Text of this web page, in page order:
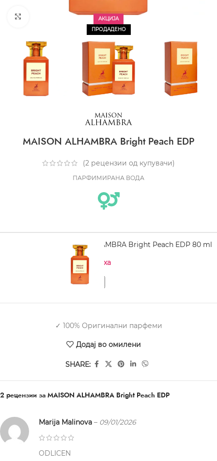
АКЦИЈА
ПРОДАДЕНО
CLICK TO ENLARGE
MAISON ALHAMBRA Bright Peach EDP
(2 рецензии од купувачи)
ПАРФИМИРАНА ВОДА
MAISON ALHAMBRA Bright Peach EDP 80 ml
Нема на залиха
✓ 100% Оригинални парфеми
Додај во омилени
SHARE:
2 рецензии за MAISON ALHAMBRA Bright Peach EDP
Marija Malinova – 09/01/2026
ODLICEN